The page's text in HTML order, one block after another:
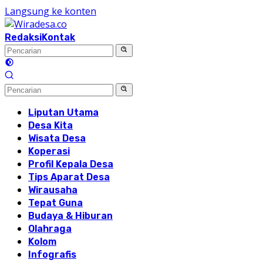
Langsung ke konten
RedaksiKontak
Liputan Utama
Desa Kita
Wisata Desa
Koperasi
Profil Kepala Desa
Tips Aparat Desa
Wirausaha
Tepat Guna
Budaya & Hiburan
Olahraga
Kolom
Infografis